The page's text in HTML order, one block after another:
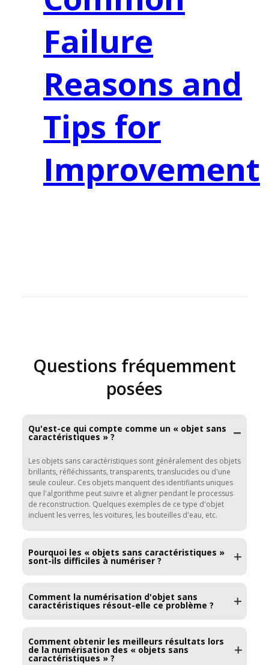
Failure
Reasons and
Tips for
Improvement
Questions fréquemment
posées
Qu'est-ce qui compte comme un « objet sans
caractéristiques » ?
Les objets sans caractéristiques sont généralement des objets
brillants, réfléchissants, transparents, translucides ou d'une
seule couleur. Ces objets manquent des identifiants uniques
que l'algorithme peut suivre et aligner pendant le processus
de reconstruction. Quelques exemples de ce type d'objet
incluent les verres, les voitures, les bouteilles d'eau, etc.
Pourquoi les « objets sans caractéristiques »
sont-ils difficiles à numériser ?
Comment la numérisation d'objet sans
caractéristiques résout-elle ce problème ?
Comment obtenir les meilleurs résultats lors
de la numérisation des « objets sans
caractéristiques » ?